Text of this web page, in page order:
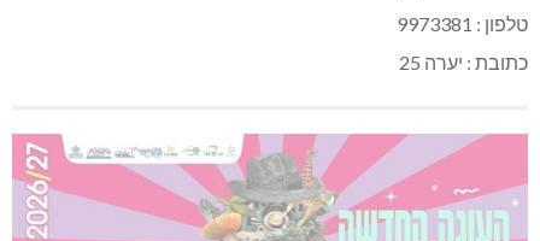
טלפון : 9973381
כתובת : יערה 25